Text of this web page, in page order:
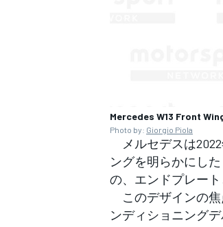
Mercedes W13 Front
Photo by: Giorgio Piola
メルセデスは
ングを明らかにし
の、エンドプレー
このデザインの焦
ンディショニング